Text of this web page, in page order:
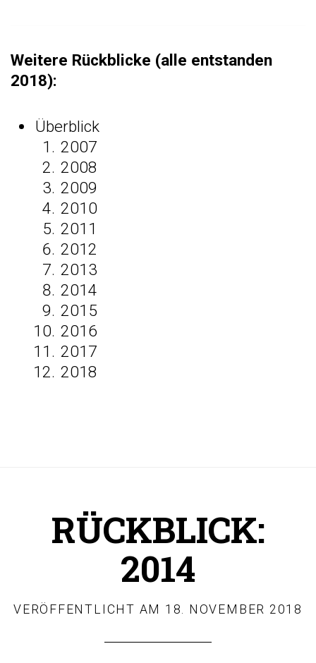
Weitere Rückblicke (alle entstanden
2018):
Überblick
2007
2008
2009
2010
2011
2012
2013
2014
2015
2016
2017
2018
RÜCKBLICK:
2014
VERÖFFENTLICHT AM 18. NOVEMBER 2018